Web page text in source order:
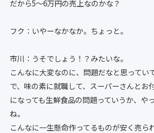
だから5～6万円の売上なのかな？
フク：いやーなかなか。ちょっと。
市川：うそでしょう！？みたいな。
こんなに大変なのに、問題だなと思ってい
で、味の素に就職して、スーパーさんとお
になっても生鮮食品の問題っていうか、や
ね。
こんなに一生懸命作ってるものが安く売ら